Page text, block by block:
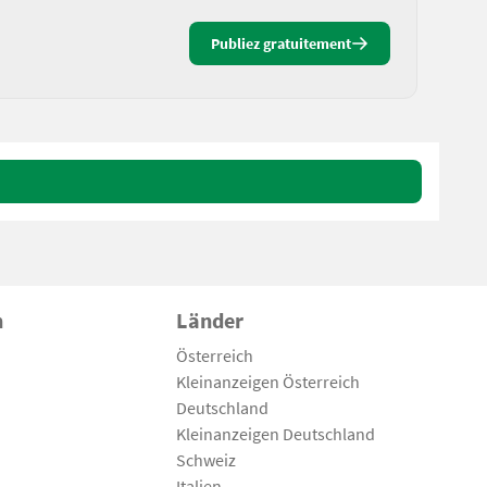
Publiez gratuitement
Länder
Österreich
Kleinanzeigen Österreich
Deutschland
Kleinanzeigen Deutschland
Schweiz